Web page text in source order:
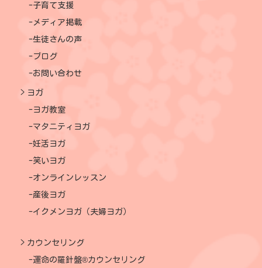
子育て支援
メディア掲載
生徒さんの声
ブログ
お問い合わせ
ヨガ
ヨガ教室
マタニティヨガ
妊活ヨガ
笑いヨガ
オンラインレッスン
産後ヨガ
イクメンヨガ（夫婦ヨガ）
カウンセリング
運命の羅針盤®カウンセリング